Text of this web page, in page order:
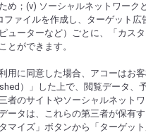
め；(v) ソーシャルネットワーク
ァイルを作成し、ターゲット広
ューターなど）ごとに、「カス
とができます。
用に同意した場合、アコーはお
）」した上で、閲覧データ、
者のサイトやソーシャルネット
ータは、これらの第三者が保有
マイズ」ボタンから「ターゲッ